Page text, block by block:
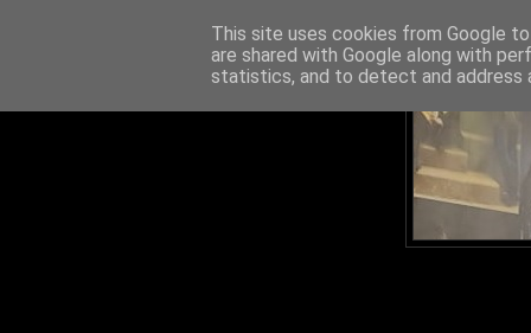
This site uses cookies from Google
are shared with Google along with
statistics, and to detect and address